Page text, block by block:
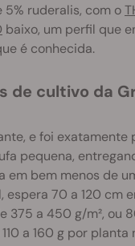
5% ruderalis, com o
baixo, um perfil que
é conhecida.
e foi exatamente
pequena,
em bem menos de
espera 70 a 120 cm
375 a 450 g/m², ou
a 160 g por planta